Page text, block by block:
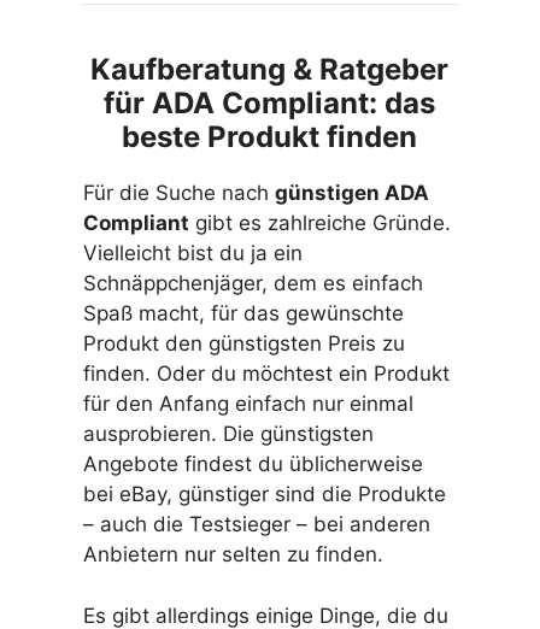
Kaufberatung & Ratgeber
für ADA Compliant: das
beste Produkt finden
Für die Suche nach günstigen ADA
Compliant gibt es zahlreiche Gründe.
Vielleicht bist du ja ein
Schnäppchenjäger, dem es einfach
Spaß macht, für das gewünschte
Produkt den günstigsten Preis zu
finden. Oder du möchtest ein Produkt
für den Anfang einfach nur einmal
ausprobieren. Die günstigsten
Angebote findest du üblicherweise
bei eBay, günstiger sind die Produkte
– auch die Testsieger – bei anderen
Anbietern nur selten zu finden.
Es gibt allerdings einige Dinge, die du